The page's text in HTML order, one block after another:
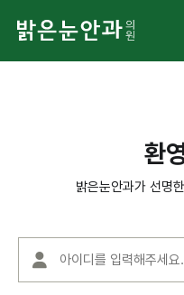
환
밝은눈안과가 선명